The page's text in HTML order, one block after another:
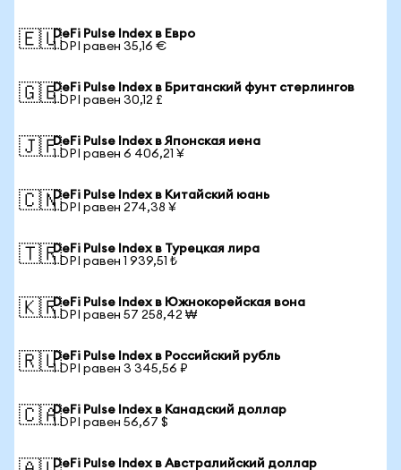
🇪🇺DeFi Pulse Index в Евро
1 DPI равен 35,16 €
🇬🇧DeFi Pulse Index в Британский фунт стерлингов
1 DPI равен 30,12 £
🇯🇵DeFi Pulse Index в Японская иена
1 DPI равен 6 406,21 ¥
🇨🇳DeFi Pulse Index в Китайский юань
1 DPI равен 274,38 ¥
🇹🇷DeFi Pulse Index в Турецкая лира
1 DPI равен 1 939,51 ₺
🇰🇷DeFi Pulse Index в Южнокорейская вона
1 DPI равен 57 258,42 ₩
🇷🇺DeFi Pulse Index в Российский рубль
1 DPI равен 3 345,56 ₽
🇨🇦DeFi Pulse Index в Канадский доллар
1 DPI равен 56,67 $
DeFi Pulse Index в Австралийский доллар